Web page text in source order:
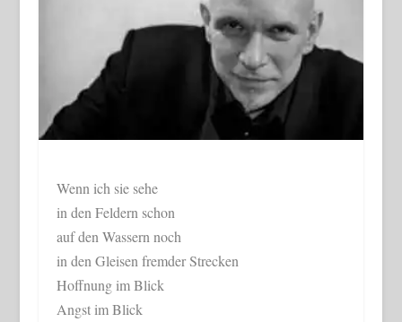
Wenn ich sie sehe
in den Feldern schon
auf den Wassern noch
in den Gleisen fremder Strecken
Hoffnung im Blick
Angst im Blick